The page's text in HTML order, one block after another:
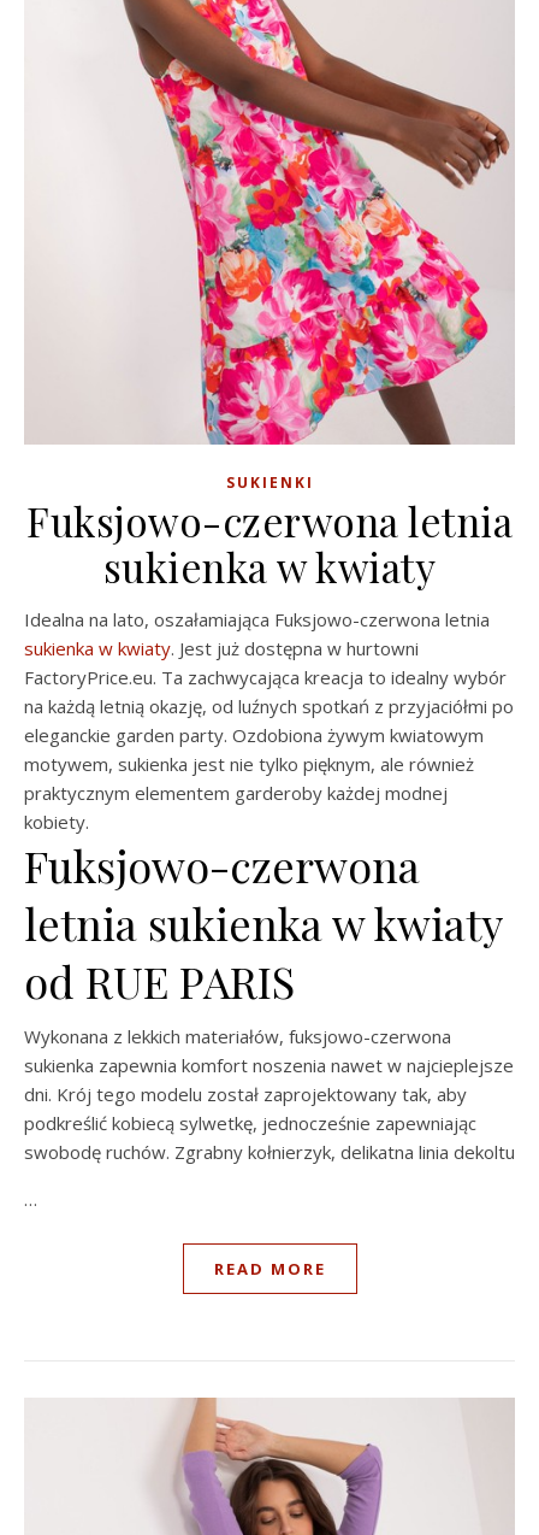
SUKIENKI
Fuksjowo-czerwona letnia
sukienka w kwiaty
Idealna na lato, oszałamiająca Fuksjowo-czerwona letnia
sukienka w kwiaty. Jest już dostępna w hurtowni
FactoryPrice.eu. Ta zachwycająca kreacja to idealny wybór
na każdą letnią okazję, od luźnych spotkań z przyjaciółmi po
eleganckie garden party. Ozdobiona żywym kwiatowym
motywem, sukienka jest nie tylko pięknym, ale również
praktycznym elementem garderoby każdej modnej
kobiety.
Fuksjowo-czerwona
letnia sukienka w kwiaty
od RUE PARIS
Wykonana z lekkich materiałów, fuksjowo-czerwona
sukienka zapewnia komfort noszenia nawet w najcieplejsze
dni. Krój tego modelu został zaprojektowany tak, aby
podkreślić kobiecą sylwetkę, jednocześnie zapewniając
swobodę ruchów. Zgrabny kołnierzyk, delikatna linia dekoltu
…
READ MORE